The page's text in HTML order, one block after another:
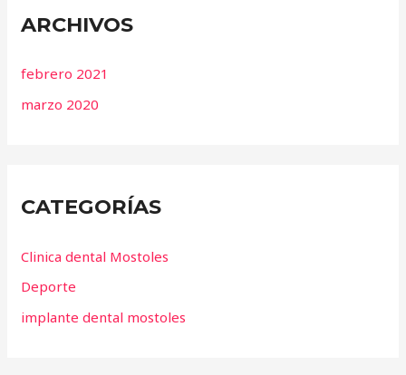
ARCHIVOS
febrero 2021
marzo 2020
CATEGORÍAS
Clinica dental Mostoles
Deporte
implante dental mostoles